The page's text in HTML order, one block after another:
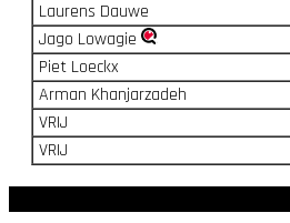
Laurens Dauwe
Jago Lowagie
Piet Loeckx
Arman Khanjarzadeh
VRIJ
VRIJ